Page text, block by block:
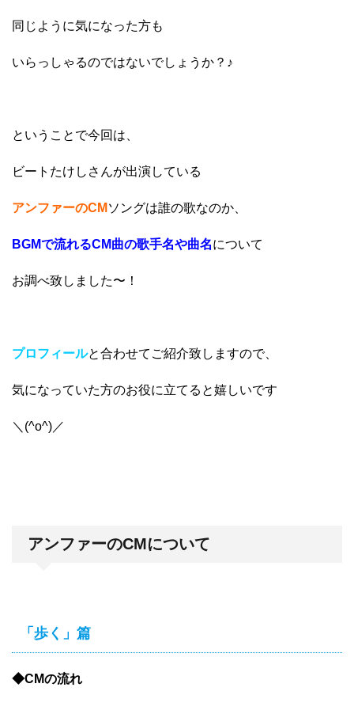
同じように気になった方も
いらっしゃるのではないでしょうか？♪
ということで今回は、
ビートたけしさんが出演している
アンファーのCM ソングは誰の歌なのか、
BGMで流れるCM曲の歌手名や曲名について
お調べ致しました〜！
プロフィールと合わせてご紹介致しますので、
気になっていた方のお役に立てると嬉しいです
＼(^o^)／
アンファーのCMについて
「歩く」篇
◆CMの流れ